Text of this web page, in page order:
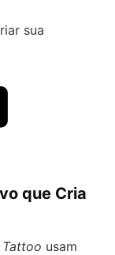
sua
que Cria
Tattoo usam